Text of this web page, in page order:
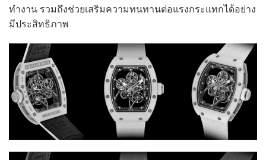
ทำงาน รวมถึงช่วยเสริมความทนทานต่อแรงกระแทกได้อย่าง
มีประสิทธิภาพ